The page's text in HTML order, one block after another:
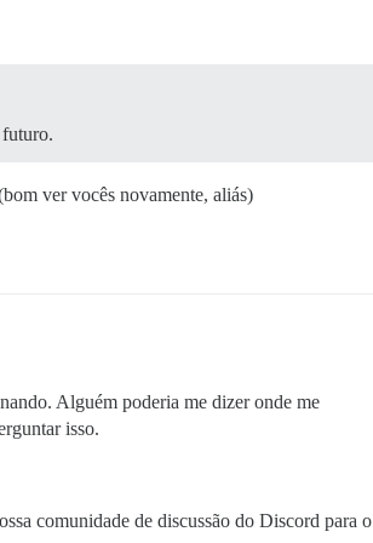
futuro.
ver vocês novamente, aliás)
Alguém poderia me dizer onde me
isso.
comunidade de discussão do Discord para o